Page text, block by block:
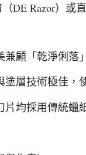
DE Razor）或
顧「乾淨俐落
塗層技術極佳，
均採用傳統蠟